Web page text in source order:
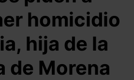
homicidio
hija de la
de Morena